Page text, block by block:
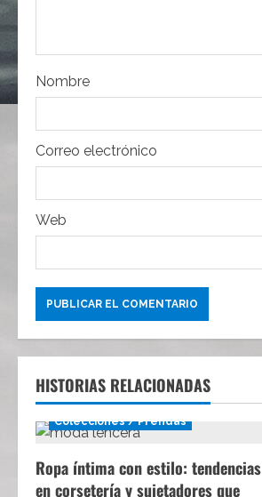
e
e
n
t
r
a
d
a
s
Nombre
Correo electrónico
Web
HISTORIAS RELACIONADAS
Colecciones / Prendas
Ropa íntima con estilo: tendencias
en corsetería y sujetadores que